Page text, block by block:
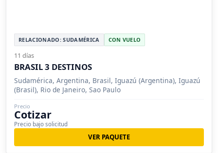
RELACIONADO: SUDAMÉRICA CON VUELO
11 días
BRASIL 3 DESTINOS
Sudamérica, Argentina, Brasil, Iguazú (Argentina), Iguazú
(Brasil), Rio de Janeiro, Sao Paulo
Precio
Cotizar
Precio bajo solicitud
VER PAQUETE